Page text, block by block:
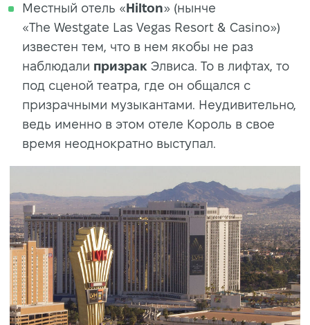
Местный отель «Hilton» (нынче
«The Westgate Las Vegas Resort & Casino»)
известен тем, что в нем якобы не раз
наблюдали призрак Элвиса. То в лифтах, то
под сценой театра, где он общался с
призрачными музыкантами. Неудивительно,
ведь именно в этом отеле Король в свое
время неоднократно выступал.